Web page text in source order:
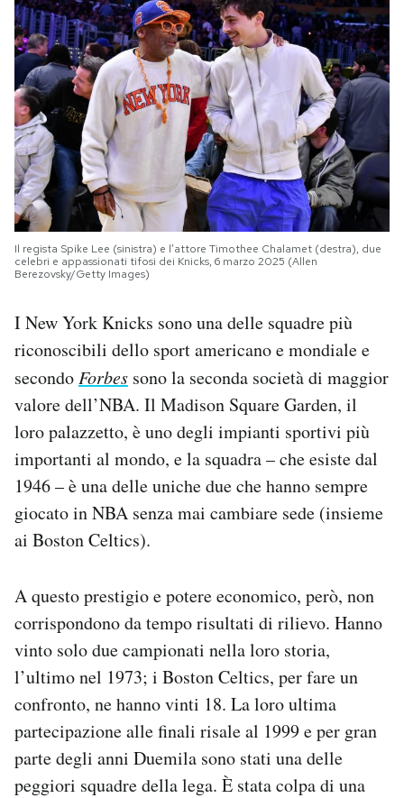
Il regista Spike Lee (sinistra) e l’attore Timothee Chalamet (destra), due
celebri e appassionati tifosi dei Knicks, 6 marzo 2025 (Allen
Berezovsky/Getty Images)
I New York Knicks sono una delle squadre più
riconoscibili dello sport americano e mondiale e
secondo Forbes sono la seconda società di maggior
valore dell’NBA. Il Madison Square Garden, il
loro palazzetto, è uno degli impianti sportivi più
importanti al mondo, e la squadra – che esiste dal
1946 – è una delle uniche due che hanno sempre
giocato in NBA senza mai cambiare sede (insieme
ai Boston Celtics).
A questo prestigio e potere economico, però, non
corrispondono da tempo risultati di rilievo. Hanno
vinto solo due campionati nella loro storia,
l’ultimo nel 1973; i Boston Celtics, per fare un
confronto, ne hanno vinti 18. La loro ultima
partecipazione alle finali risale al 1999 e per gran
parte degli anni Duemila sono stati una delle
peggiori squadre della lega. È stata colpa di una